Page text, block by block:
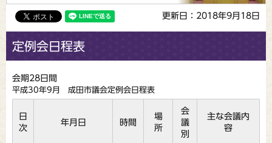
更新日：2018年9月18日
定例会日程表
会期28日間
平成30年9月 成田市議会定例会日程表
日
次
年月日 時間
場
所
会
議
別
主な会議内
容